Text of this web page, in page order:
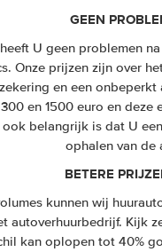
GEEN
U geen problemen
Onze prijzen zijn over
en een
en 1500 euro en
belangrijk is dat U
ophalen van de
BETERE
kunnen wij
autoverhuurbedrijf. Kijk
kan oplopen tot 40%